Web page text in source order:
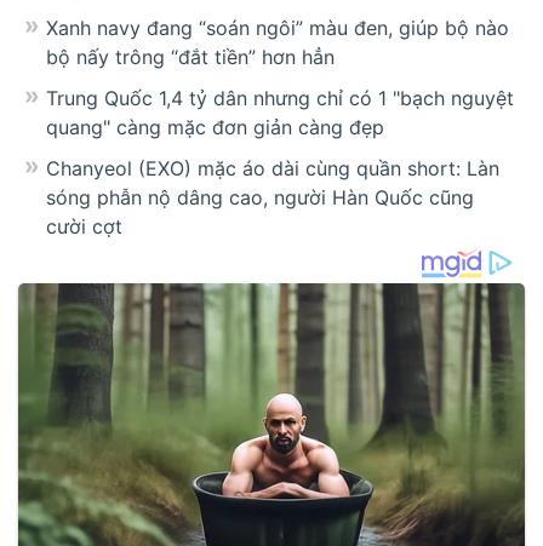
Xanh navy đang “soán ngôi” màu đen, giúp bộ nào
bộ nấy trông “đắt tiền” hơn hẳn
Trung Quốc 1,4 tỷ dân nhưng chỉ có 1 "bạch nguyệt
quang" càng mặc đơn giản càng đẹp
Chanyeol (EXO) mặc áo dài cùng quần short: Làn
sóng phẫn nộ dâng cao, người Hàn Quốc cũng
cười cợt